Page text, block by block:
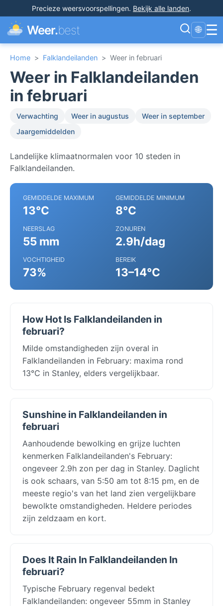
Precieze weersvoorspellingen. Bekijk alle landen.
Weer.best 🌐 ☰
Home > Falklandeilanden > Weer in februari
Weer in Falklandeilanden
in februari
Verwachting Weer in augustus
Weer in september
Jaargemiddelden
Landelijke klimaatnormalen voor 10 steden in
Falklandeilanden.
GEMIDDELDE MAXIMUM
13°C
GEMIDDELDE MINIMUM
8°C
NEERSLAG
55 mm
ZONUREN
2.9h/dag
VOCHTIGHEID
73%
BEREIK
13–14°C
How Hot Is Falklandeilanden in
februari?
Milde omstandigheden zijn overal in
Falklandeilanden in February: maxima rond
13°C in Stanley, elders vergelijkbaar.
Sunshine in Falklandeilanden in
februari
Aanhoudende bewolking en grijze luchten
kenmerken Falklandeilanden's February:
ongeveer 2.9h zon per dag in Stanley. Daglicht
is ook schaars, van 5:50 am tot 8:15 pm, en de
meeste regio's van het land zien vergelijkbare
bewolkte omstandigheden. Heldere periodes
zijn zeldzaam en kort.
Does It Rain In Falklandeilanden In
februari?
Typische February regenval bedekt
Falklandeilanden: ongeveer 55mm in Stanley